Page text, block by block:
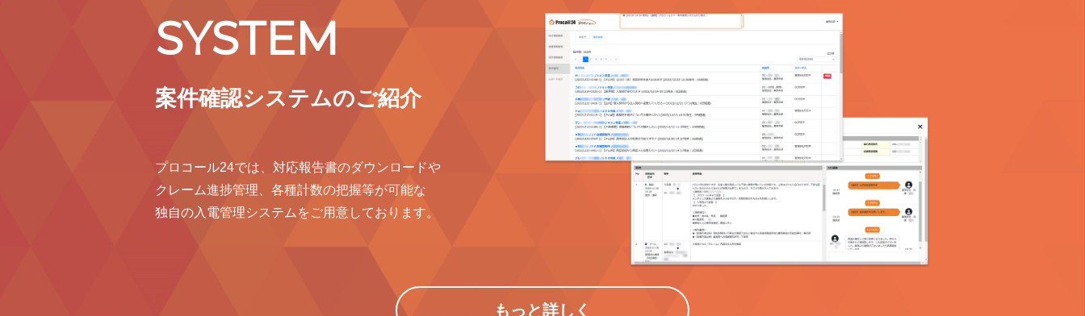
SYSTEM
案件確認システムのご紹介
プロコール24では、対応報告書のダウンロードや
クレーム進捗管理、各種計数の把握等が可能な
独自の入電管理システムをご用意しております。
もっと詳しく